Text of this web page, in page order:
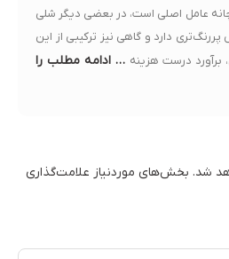
عامل اصلی است، در بعضی دیگر شلی
دارد و گاهی نیز ترکیبی از این
برآورد درست هزینه … ادامه مطلب را
شد. بخش‌های موردنیاز علامت‌گذاری